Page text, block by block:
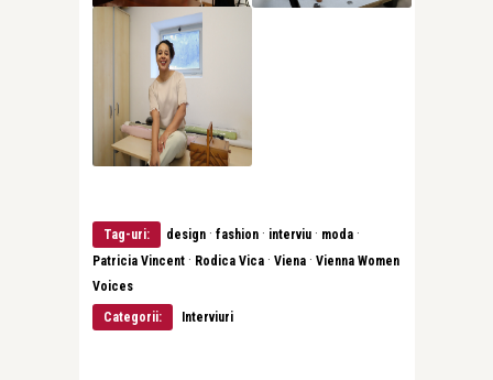
Tag-uri: design · fashion · interviu · moda ·
Patricia Vincent · Rodica Vica · Viena · Vienna Women
Voices
Categorii:
Interviuri